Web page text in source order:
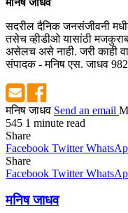
सदरील दैनिक जनसंजीवनी
तसेच व्हीडीओ यासांठी
असेलच असे नाही. जरी काही
संपादक - मनिष एस. जाधव
मनिष जाधव Send an email
545 1 minute read
Share
Facebook Twitter
Share
Facebook Twitter
मनिष जाधव